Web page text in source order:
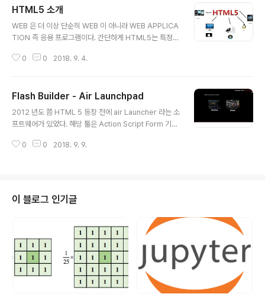
HTML5 소개
WEB 은 더 이상 단순히 WEB 이 아니라 WEB APPLICA
TION 즉 응용 프로그램이다. 간단하게 HTML5는 특정
웹 브라우저에서 표현이 가능하다. 장점 HTML5는 유연
지원하는 브라우저를 시현 하고 있다. 전 세계에 모든 사이
트에서는 Flash를 사용한다. Flash에 문제점으로는 Flas
h Plugin 을 설치하여야 하고 또한 CPU 점유율에 문제점
ive X를 설치하여 웹에 웹 기술에 표준이 모호해졌다. 이러
0 0 2018. 9. 4.
Flash Builder - Air Launchpad
2012 년도 쯤 HTML 5 등장 전에 air Launcher 라는 소
프트웨어가 있었다. 해당 툴은 Action Script Form 기반
았으며 Flex Builder 를 사용하여 하나의 소스로 Androi
Flash 개발자를 찾아 보기도 힘들다. 2014년도 쯤에는 H
TML 5 장악과 애플 브라우저에서 Flash 컨텐츠 미 지원
정책으로 Flash 개발자들이 모바일 혹은 웹 개발자 테크트
리로 변환하는 과정도 있었다. 2014~2015년 사이에는 F
lash 개발자..
0 0 2018. 9. 9.
이 블로그 인기글